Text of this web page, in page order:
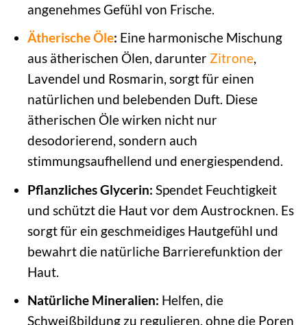
angenehmes Gefühl von Frische.
Ätherische Öle: Eine harmonische Mischung
aus ätherischen Ölen, darunter Zitrone,
Lavendel und Rosmarin, sorgt für einen
natürlichen und belebenden Duft. Diese
ätherischen Öle wirken nicht nur
desodorierend, sondern auch
stimmungsaufhellend und energiespendend.
Pflanzliches Glycerin: Spendet Feuchtigkeit
und schützt die Haut vor dem Austrocknen. Es
sorgt für ein geschmeidiges Hautgefühl und
bewahrt die natürliche Barrierefunktion der
Haut.
Natürliche Mineralien: Helfen, die
Schweißbildung zu regulieren, ohne die Poren